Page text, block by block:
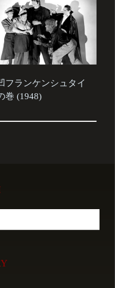
フランケンシュタイ
巻 (1948)